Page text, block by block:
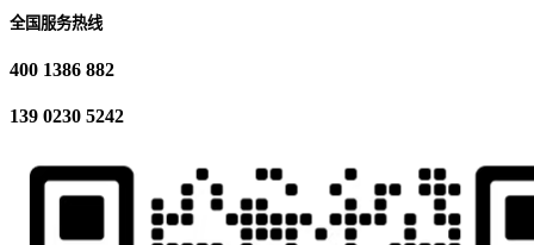
全国服务热线
400 1386 882
139 0230 5242